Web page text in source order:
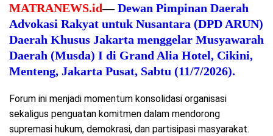
MATRANEWS.id—Dewan Pimpinan Daerah
Advokasi Rakyat untuk Nusantara (DPD ARUN)
Daerah Khusus Jakarta menggelar Musyawarah
Daerah (Musda) I di Grand Alia Hotel, Cikini,
Menteng, Jakarta Pusat, Sabtu (11/7/2026).
Forum ini menjadi momentum konsolidasi organisasi
sekaligus penguatan komitmen dalam mendorong
supremasi hukum, demokrasi, dan partisipasi masyarakat.